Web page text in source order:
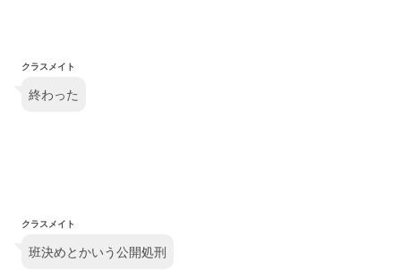
クラスメイト
終わった
クラスメイト
班決めとかいう公開処刑